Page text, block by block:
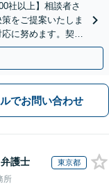
社以上】相談者さ
をご提案いたしま
に努めます。契約
対応】
でお問い合わせ
弁護士 東京都
所